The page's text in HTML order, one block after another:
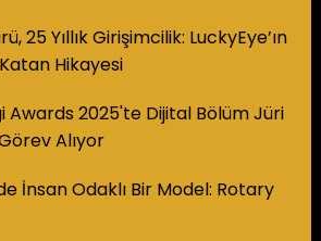
25 Yıllık Girişimcilik: LuckyEye’ın
Hikayesi
Awards 2025'te Dijital Bölüm Jüri
Alıyor
İnsan Odaklı Bir Model: Rotary